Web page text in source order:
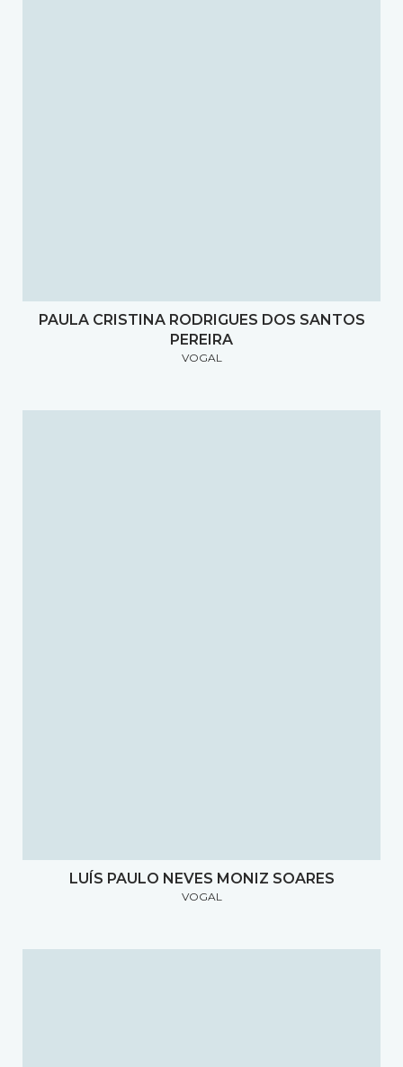
PAULA CRISTINA RODRIGUES DOS SANTOS
PEREIRA
VOGAL
LUÍS PAULO NEVES MONIZ SOARES
VOGAL